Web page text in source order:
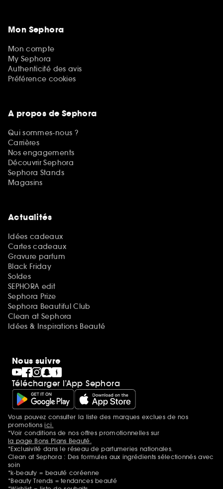
Mon Sephora
Mon compte
My Sephora
Authenticité des avis
Préférence cookies
A propos de Sephora
Qui sommes-nous ?
Carrières
Nos engagements
Découvrir Sephora
Sephora Stands
Magasins
Actualités
Idées cadeaux
Cartes cadeaux
Gravure parfum
Black Friday
Soldes
SEPHORA edit
Sephora Prize
Sephora Beautiful Club
Clean at Sephora
Idées & Inspirations Beauté
Nous suivre
Télécharger l’App Sephora
Mentions additionnelles
Vous pouvez consulter la liste des marques exclues de nos
promotionsici.
*Voir conditions de nos offres promotionnelles sur
la page Bons Plans Beauté.
*Exclusivité dans le réseau de parfumeries nationales.
Clean at Sephora : Des formules aux ingrédients sélectionnés avec
soin
*k-beauty = beauté coréenne
*Beauty Trends = tendances beauté